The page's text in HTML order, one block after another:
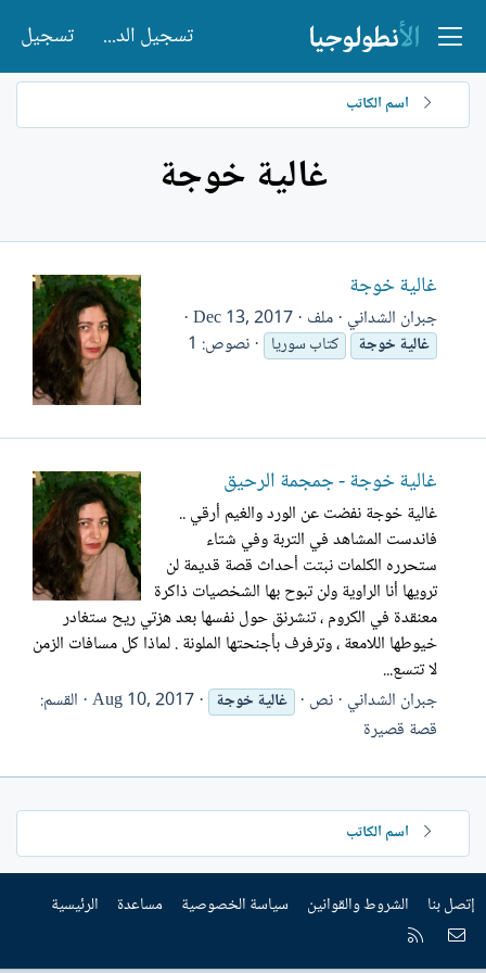
تسجيل الدخول تسجيل
اسم الكاتب
غالية خوجة
غالية خوجة
جبران الشداني ملف Dec 13, 2017
غاليةخوجة كتاب سوريا نصوص: 1
غالية خوجة - جمجمة الرحيق
غالية خوجة نفضت عن الورد والغيم أرقي ..
فاندست المشاهد في التربة وفي شتاء
ستحرره الكلمات نبتت أحداث قصة قديمة لن
ترويها أنا الراوية ولن تبوح بها الشخصيات ذاكرة
معنقدة في الكروم ، تنشرنق حول نفسها بعد هزتي ريح ستغادر
خيوطها اللامعة ، وترفرف بأجنحتها الملونة . لماذا كل مسافات الزمن
لا تتسع...
جبران الشداني نص غاليةخوجة Aug 10, 2017 القسم:
قصة قصيرة
اسم الكاتب
إتصل بنا الشروط والقوانين سياسة الخصوصية مساعدة الرئيسية
إتصل بنا